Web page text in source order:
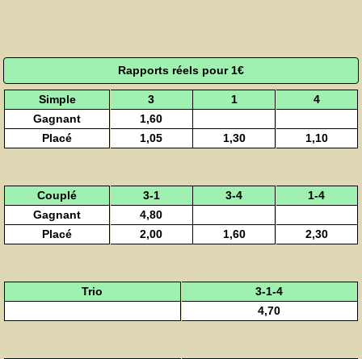
Rapports réels pour 1€
Simple 3 1
4
Gagnant
1,60
Placé
1,05 1,30 1,10
Couplé 3-1 3-4
1-4
Gagnant
4,80
Placé
2,00 1,60 2,30
Trio
3-1-4
4,70